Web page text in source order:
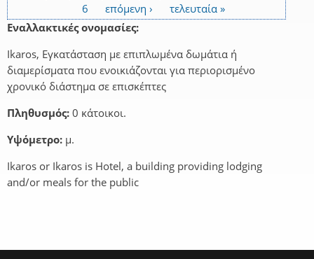
6
επόμενη ›
τελευταία »
Εναλλακτικές ονομασίες:
Ikaros, Εγκατάσταση με επιπλωμένα δωμάτια ή
διαμερίσματα που ενοικιάζονται για περιορισμένο
χρονικό διάστημα σε επισκέπτες
Πληθυσμός: 0 κάτοικοι.
Υψόμετρο: μ.
Ikaros or Ikaros is Hotel, a building providing lodging
and/or meals for the public